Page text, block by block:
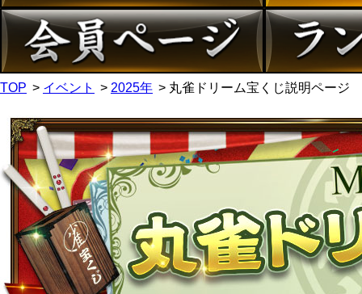
TOP イベント 2025年 丸雀ドリーム宝くじ説明ページ